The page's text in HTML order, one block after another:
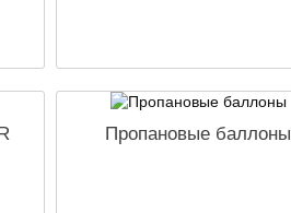
Пропановые баллоны